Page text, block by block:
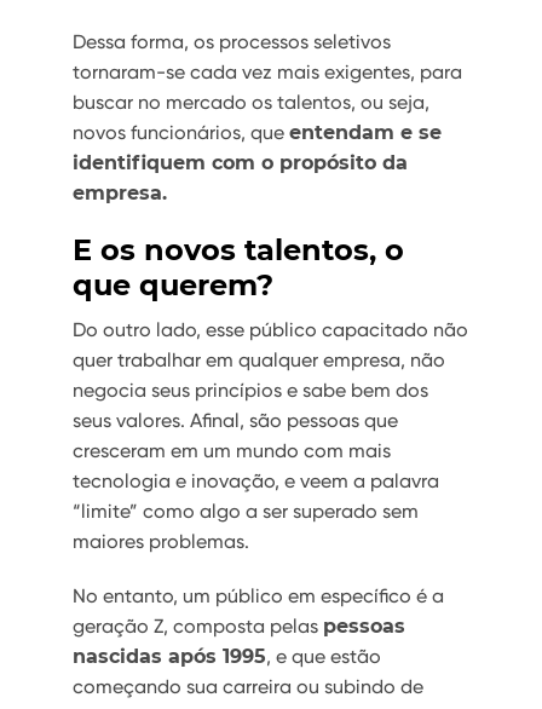
Dessa forma, os processos seletivos
tornaram-se cada vez mais exigentes, para
buscar no mercado os talentos, ou seja,
novos funcionários, que entendam e se
identifiquem com o propósito da
empresa.
E os novos talentos, o
que querem?
Do outro lado, esse público capacitado não
quer trabalhar em qualquer empresa, não
negocia seus princípios e sabe bem dos
seus valores. Afinal, são pessoas que
cresceram em um mundo com mais
tecnologia e inovação, e veem a palavra
“limite” como algo a ser superado sem
maiores problemas.
No entanto, um público em específico é a
geração Z, composta pelas pessoas
nascidas após 1995, e que estão
começando sua carreira ou subindo de